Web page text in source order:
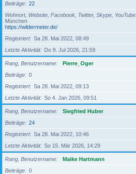
Beiträge
22
Wohnort, Website, Facebook, Twitter, Skype, YouTube
München
https://wildermeter.de/
Registriert
Sa 28. Mai 2022, 08:49
Letzte Aktivität
Do 9. Jul 2026, 21:59
Rang, Benutzername
Pierre_Oger
Beiträge
0
Registriert
Sa 28. Mai 2022, 09:13
Letzte Aktivität
So 4. Jan 2026, 09:51
Rang, Benutzername
Siegfried Huber
Beiträge
24
Registriert
Sa 28. Mai 2022, 10:46
Letzte Aktivität
So 15. Mär 2026, 14:29
Rang, Benutzername
Maike Hartmann
Beiträge
0